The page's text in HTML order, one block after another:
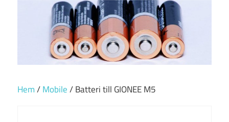
Hem/Mobile/ Batteri till GIONEE M5